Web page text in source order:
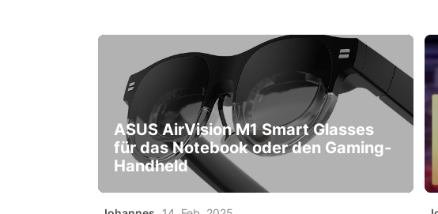
ASUS AirVision M1 Smart Glasses
für das Notebook oder den Gaming-
Handheld